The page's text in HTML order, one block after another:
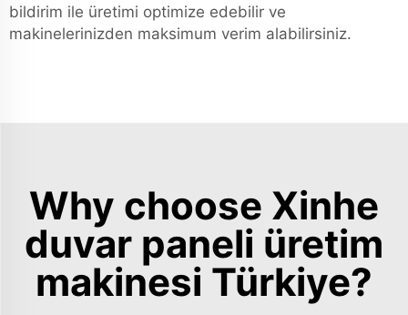
bildirim ile üretimi optimize edebilir ve
makinelerinizden maksimum verim alabilirsiniz.
Why choose Xinhe
duvar paneli üretim
makinesi Türkiye?